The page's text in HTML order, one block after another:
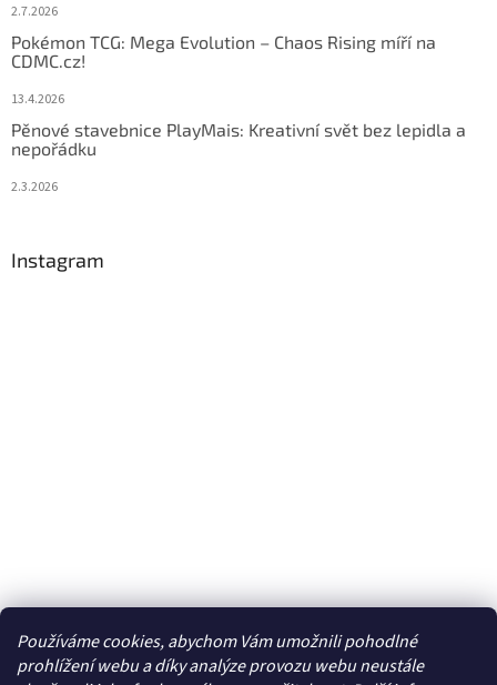
Používáme cookies, abychom Vám umožnili pohodlné
prohlížení webu a díky analýze provozu webu neustále
2.7.2026
Pokémon TCG: Mega Evolution – Chaos Rising míří na
CDMC.cz!
13.4.2026
Pěnové stavebnice PlayMais: Kreativní svět bez lepidla a
nepořádku
2.3.2026
Instagram
Sledovat na Instagramu